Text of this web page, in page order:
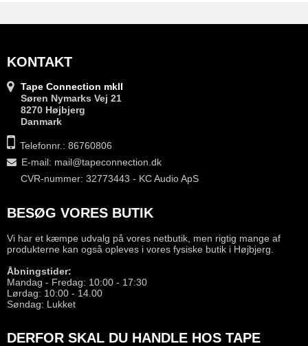
KONTAKT
Tape Connection mkII
Søren Nymarks Vej 21
8270 Højbjerg
Danmark
Telefonnr.: 86760806
E-mail: mail@tapeconnection.dk
CVR-nummer: 32773443 - KC Audio ApS
BESØG VORES BUTIK
Vi har et kæmpe udvalg på vores netbutik, men rigtig mange af
produkterne kan også opleves i vores fysiske butik i Højbjerg.
Åbningstider:
Mandag - Fredag: 10:00 - 17:30
Lørdag: 10:00 - 14.00
Søndag: Lukket
DERFOR SKAL DU HANDLE HOS TAPE